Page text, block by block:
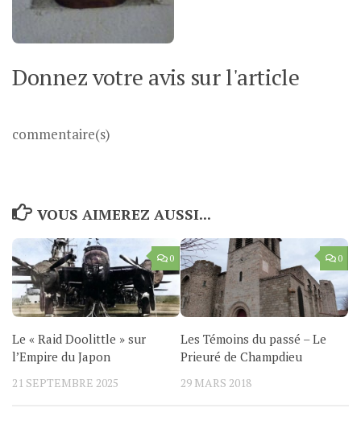
Donnez votre avis sur l'article
commentaire(s)
VOUS AIMEREZ AUSSI...
0
Le « Raid Doolittle » sur
l’Empire du Japon
21 SEPTEMBRE 2025
0
Les Témoins du passé – Le
Prieuré de Champdieu
29 MARS 2018